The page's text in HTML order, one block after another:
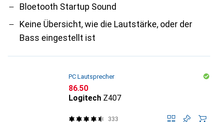
Bloetooth Startup Sound
Keine Übersicht, wie die Lautstärke, oder der
Bass eingestellt ist
PC Lautsprecher
CHF
86.50
Logitech Z407
333